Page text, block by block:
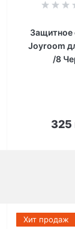
Защитное
Joyroom
/8
325
В
Хит продаж